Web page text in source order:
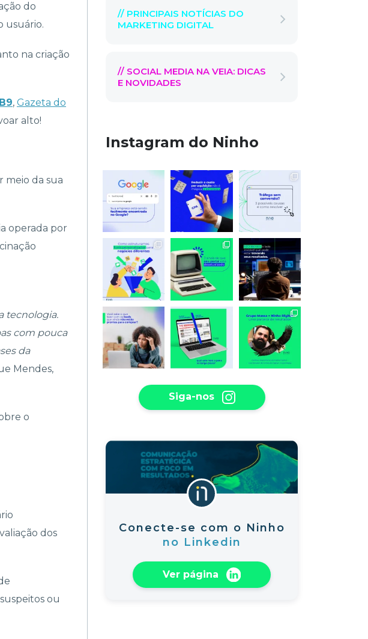
do
usuário.
na criação
B9, Gazeta do
alto!
meio da sua
operada por
tecnologia.
com pouca
da
Mendes,
o
dos
ou
// PRINCIPAIS NOTÍCIAS DO
MARKETING DIGITAL
// SOCIAL MEDIA NA VEIA: DICAS
E NOVIDADES
Instagram do Ninho
Siga-nos
Conecte-se com o Ninho
no Linkedin
Ver página